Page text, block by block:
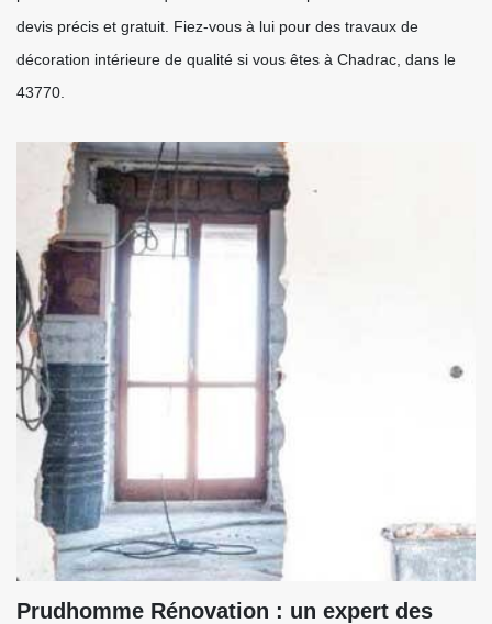
devis précis et gratuit. Fiez-vous à lui pour des travaux de
décoration intérieure de qualité si vous êtes à Chadrac, dans le
43770.
Prudhomme Rénovation : un expert des